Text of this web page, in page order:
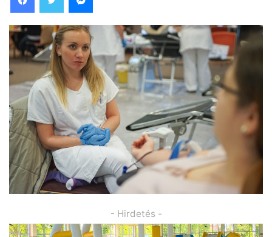
- Hirdetés -